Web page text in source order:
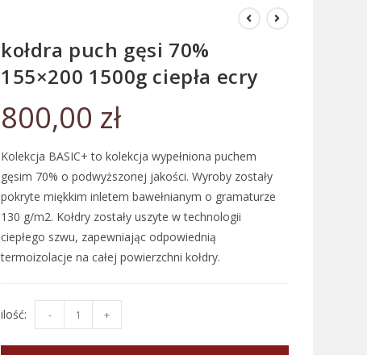
kołdra puch gęsi 70%
155×200 1500g ciepła ecry
800,00 zł
Kolekcja BASIC+ to kolekcja wypełniona puchem
gęsim 70% o podwyższonej jakości. Wyroby zostały
pokryte miękkim inletem bawełnianym o gramaturze
130 g/m2. Kołdry zostały uszyte w technologii
ciepłego szwu, zapewniając odpowiednią
termoizolacje na całej powierzchni kołdry.
- +